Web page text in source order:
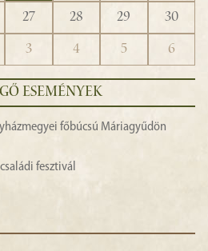
27 28 29
30
3 4 5 6
ESEMÉNYEK
főbúcsú Máriagyűdön
fesztivál